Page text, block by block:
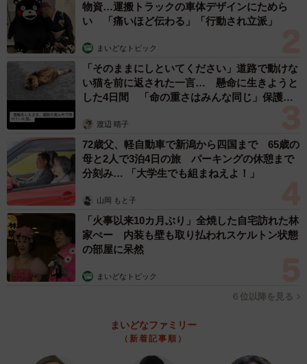
物資…運搬トラックの車体デザインにためら
い 「痛いほど伝わる」「行動され立派」
まいどなトピック
「そのままにしといてください」道路で動けな
い猫を前に返された一言… 懸命に生きようと
した4日間 「命の重さはみんな同じ」保護団
渡辺 晴子
72歳父、軽自動車で新潟から四国まで 65歳の
母と2人で3泊4日の旅 パーキングの休憩まで
分刻み… 「大学生でも組まねえよ！」
山岡 もと子
「火事以来10カ月ぶり」全焼した自宅訪れた林
家ぺー 内装も壁も取り払われスケルトン状態
の部屋に呆然
まいどなトピック
６位以降を見る
まいどなファミリー
（新着記事順）